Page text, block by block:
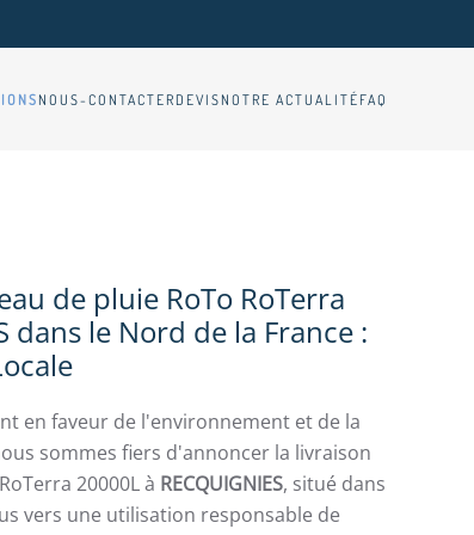
NOUS-CONTACTER DEVIS NOTRE ACTUALITÉ FAQ
de pluie RoTo RoTerra
dans le Nord de la France :
en faveur de l'environnement et de la
sommes fiers d'annoncer la livraison
RoTerra 20000L à RECQUIGNIES, situé dans
vers une utilisation responsable de